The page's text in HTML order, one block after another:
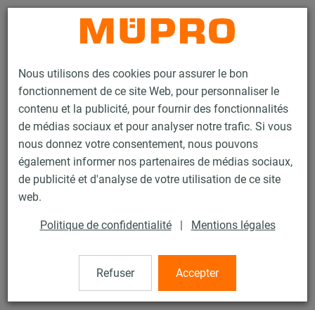
Nous utilisons des cookies pour assurer le bon
fonctionnement de ce site Web, pour personnaliser le
contenu et la publicité, pour fournir des fonctionnalités
de médias sociaux et pour analyser notre trafic. Si vous
nous donnez votre consentement, nous pouvons
également informer nos partenaires de médias sociaux,
de publicité et d'analyse de votre utilisation de ce site
web.
Politique de confidentialité | Mentions légales
Refuser Accepter
Contact
Produits Technique de fixation Rails d'installation Equerre 90°
87 / 133
Equerre 90° avec trous verticaux, DIN EN 10056-1, 75 x 50 x
6, trous 33 x 13 mm, galv. à chaud